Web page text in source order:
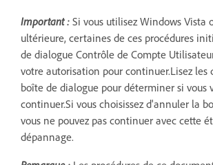
Important : Si vous utilisez Windows Vista
ultérieure, certaines de ces procédures
de dialogue Contrôle de Compte
votre autorisation pour continuer.Lisez les
boîte de dialogue pour déterminer si vous
continuer.Si vous choisissez d'annuler la
vous ne pouvez pas continuer avec cette
dépannage.